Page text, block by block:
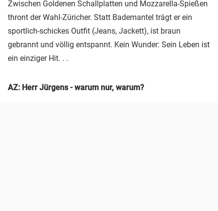
Zwischen Goldenen Schallplatten und Mozzarella-Spießen
thront der Wahl-Züricher. Statt Bademantel trägt er ein
sportlich-schickes Outfit (Jeans, Jackett), ist braun
gebrannt und völlig entspannt. Kein Wunder: Sein Leben ist
ein einziger Hit. . .
AZ: Herr Jürgens - warum nur, warum?